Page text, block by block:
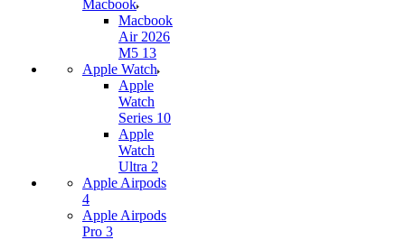
Macbook
Macbook
Air 2026
M5 13
Apple Watch
Apple
Watch
Series 10
Apple
Watch
Ultra 2
Apple Airpods
4
Apple Airpods
Pro 3